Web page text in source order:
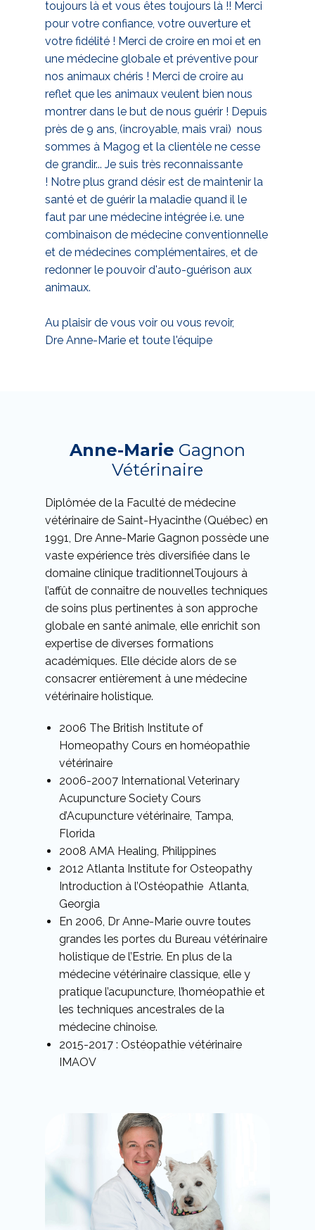
toujours là et vous êtes toujours là !! Merci
pour votre confiance, votre ouverture et
votre fidélité ! Merci de croire en moi et en
une médecine globale et préventive pour
nos animaux chéris ! Merci de croire au
reflet que les animaux veulent bien nous
montrer dans le but de nous guérir ! Depuis
près de 9 ans, (incroyable, mais vrai) nous
sommes à Magog et la clientèle ne cesse
de grandir... Je suis très reconnaissante
! Notre plus grand désir est de maintenir la
santé et de guérir la maladie quand il le
faut par une médecine intégrée i.e. une
combinaison de médecine conventionnelle
et de médecines complémentaires, et de
redonner le pouvoir d'auto-guérison aux
animaux.
Au plaisir de vous voir ou vous revoir,
Dre Anne-Marie et toute l'équipe
Anne-Marie Gagnon
Vétérinaire
Diplômée de la Faculté de médecine
vétérinaire de Saint-Hyacinthe (Québec) en
1991, Dre Anne-Marie Gagnon possède une
vaste expérience très diversifiée dans le
domaine clinique traditionnelToujours à
l’affût de connaître de nouvelles techniques
de soins plus pertinentes à son approche
globale en santé animale, elle enrichit son
expertise de diverses formations
académiques. Elle décide alors de se
consacrer entièrement à une médecine
vétérinaire holistique.
2006 The British Institute of
Homeopathy Cours en homéopathie
vétérinaire
2006-2007 International Veterinary
Acupuncture Society Cours
d’Acupuncture vétérinaire, Tampa,
Florida
2008 AMA Healing, Philippines
2012 Atlanta Institute for Osteopathy
Introduction à l’Ostéopathie Atlanta,
Georgia
En 2006, Dr Anne-Marie ouvre toutes
grandes les portes du Bureau vétérinaire
holistique de l’Estrie. En plus de la
médecine vétérinaire classique, elle y
pratique l’acupuncture, l’homéopathie et
les techniques ancestrales de la
médecine chinoise.
2015-2017 : Ostéopathie vétérinaire
IMAOV